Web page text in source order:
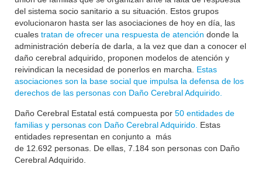
del sistema socio sanitario a su situación. Estos grupos
evolucionaron hasta ser las asociaciones de hoy en día, las
cuales tratan de ofrecer una respuesta de atención donde la
administración debería de darla, a la vez que dan a conocer el
daño cerebral adquirido, proponen modelos de atención y
reivindican la necesidad de ponerlos en marcha. Estas
asociaciones son la base social que impulsa la defensa de los
derechos de las personas con Daño Cerebral Adquirido.
Daño Cerebral Estatal está compuesta por 50 entidades de
familias y personas con Daño Cerebral Adquirido. Estas
entidades representan en conjunto a más
de 12.692 personas. De ellas, 7.184 son personas con Daño
Cerebral Adquirido.